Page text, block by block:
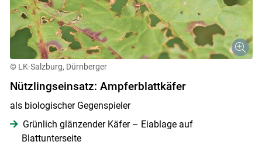
© LK-Salzburg, Dürnberger
Nützlingseinsatz: Ampferblattkäfer
als biologischer Gegenspieler
Grünlich glänzender Käfer – Eiablage auf
Blattunterseite